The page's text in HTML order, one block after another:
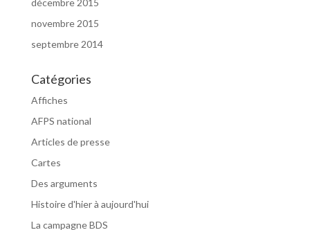
décembre 2015
novembre 2015
septembre 2014
Catégories
Affiches
AFPS national
Articles de presse
Cartes
Des arguments
Histoire d'hier à aujourd'hui
La campagne BDS